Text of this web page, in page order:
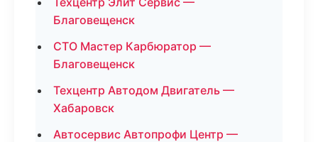
Благовещенск
СТО Мастер Карбюратор —
Благовещенск
Техцентр Автодом Двигатель —
Хабаровск
Автосервис Автопрофи Центр —